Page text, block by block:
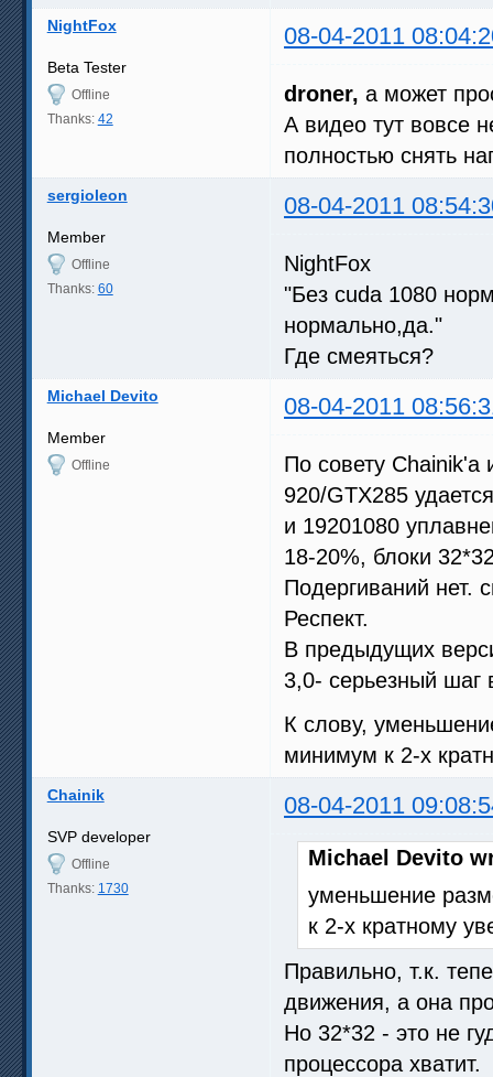
NightFox 08-04-2011
Beta Tester
Offline
Thanks: 42
droner, а может
А видео тут вовсе
полностью снять
sergioleon 08-04-2011
Member
Offline
Thanks: 60
NightFox
"Без cuda 1080
нормально,да."
Где смеяться?
Michael Devito 08-04-2011
Member
Offline
По совету
920/GTX285
и 19201080
18-20%, блоки
Подергиваний нет.
Респект.
В предыдущих
3,0- серьезный шаг
К слову,
минимум к 2-х
Chainik 08-04-2011
SVP developer
Offline
Thanks: 1730
Michael Devito
уменьшение
к 2-х кратному
Правильно, т.к.
движения, а она
Но 32*32 - это не
процессора хватит.